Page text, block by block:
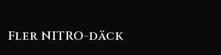
Fler NITRO-däck